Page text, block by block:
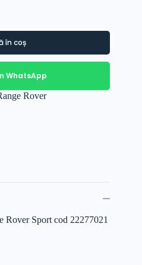
în coș
WhatsApp
Rover
Rover Sport cod 22277021